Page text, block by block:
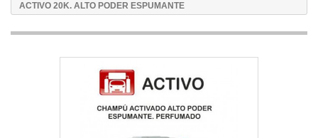
ACTIVO 20K. ALTO PODER ESPUMANTE